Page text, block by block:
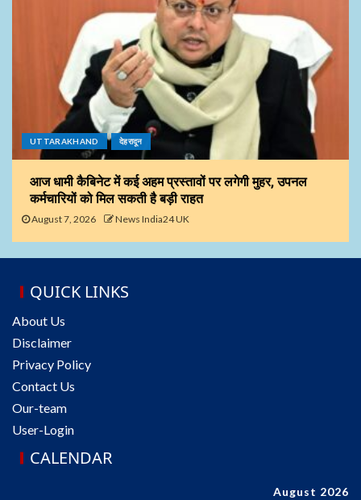
UTTARAKHAND देहरादून
आज धामी कैबिनेट में कई अहम प्रस्तावों पर लगेगी मुहर, उपनल
कर्मचारियों को मिल सकती है बड़ी राहत
August 7, 2026 News India24 UK
QUICK LINKS
About Us
Disclaimer
Privacy Policy
Contact Us
Our-team
User-Login
CALENDAR
August 2026